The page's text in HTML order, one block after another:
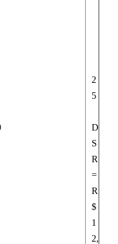
2
5
D
S
R
=
R
$
1
2,